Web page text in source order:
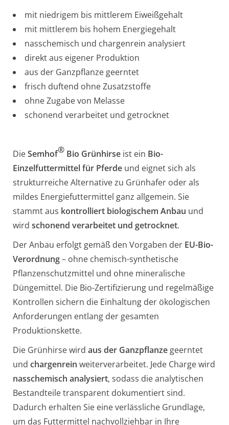
mit niedrigem bis mittlerem Eiweißgehalt
mit mittlerem bis hohem Energiegehalt
nasschemisch und chargenrein analysiert
direkt aus eigener Produktion
aus der Ganzpflanze geerntet
frisch duftend ohne Zusatzstoffe
ohne Zugabe von Melasse
schonend verarbeitet und getrocknet
DieSemhof® Bio Grünhirse ist ein Bio-
Einzelfuttermittel für Pferde und eignet sich als
strukturreiche Alternative zu Grünhafer oder als
mildes Energiefuttermittel ganz allgemein. Sie
stammt aus kontrolliert biologischem Anbau und
wird schonend verarbeitet und getrocknet.
Der Anbau erfolgt gemäß den Vorgaben der EU-Bio-
Verordnung– ohne chemisch-synthetische
Pflanzenschutzmittel und ohne mineralische
Düngemittel. Die Bio-Zertifizierung und regelmäßige
Kontrollen sichern die Einhaltung der ökologischen
Anforderungen entlang der gesamten
Produktionskette.
Die Grünhirse wird aus der Ganzpflanze geerntet
und chargenrein weiterverarbeitet. Jede Charge wird
nasschemisch analysiert, sodass die analytischen
Bestandteile transparent dokumentiert sind.
Dadurch erhalten Sie eine verlässliche Grundlage,
um das Futtermittel nachvollziehbar in Ihre